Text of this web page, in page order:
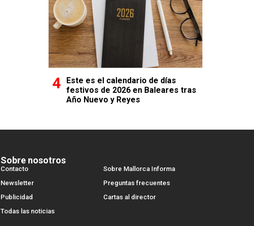
Este es el calendario de días
festivos de 2026 en Baleares tras
Año Nuevo y Reyes
Sobre nosotros
Contacto
Sobre Mallorca Informa
Newsletter
Preguntas frecuentes
Publicidad
Cartas al director
Todas las noticias